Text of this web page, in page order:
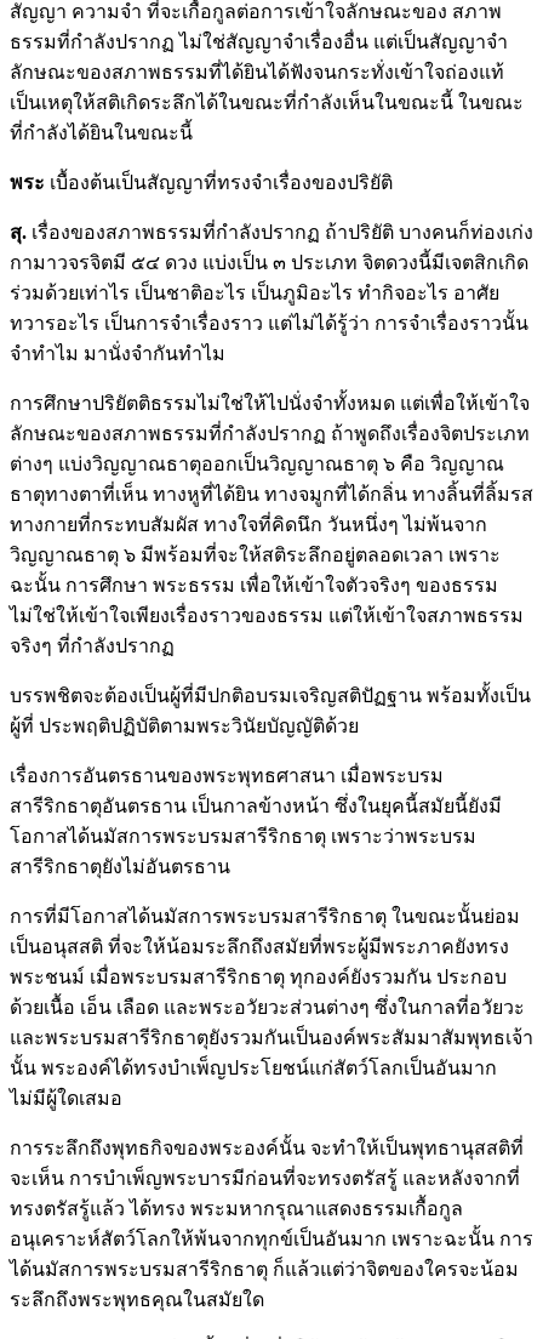
สัญญา ความจำ ที่จะเกื้อกูลต่อการเข้าใจลักษณะของ สภาพ
ธรรมที่กำลังปรากฏ ไม่ใช่สัญญาจำเรื่องอื่น แต่เป็นสัญญาจำ
ลักษณะของสภาพธรรมที่ได้ยินได้ฟังจนกระทั่งเข้าใจถ่องแท้
เป็นเหตุให้สติเกิดระลึกได้ในขณะที่กำลังเห็นในขณะนี้ ในขณะ
ที่กำลังได้ยินในขณะนี้
พระ เบื้องต้นเป็นสัญญาที่ทรงจำเรื่องของปริยัติ
สุ. เรื่องของสภาพธรรมที่กำลังปรากฏ ถ้าปริยัติ บางคนก็ท่องเก่ง
กามาวจรจิตมี ๕๔ ดวง แบ่งเป็น ๓ ประเภท จิตดวงนี้มีเจตสิกเกิด
ร่วมด้วยเท่าไร เป็นชาติอะไร เป็นภูมิอะไร ทำกิจอะไร อาศัย
ทวารอะไร เป็นการจำเรื่องราว แต่ไม่ได้รู้ว่า การจำเรื่องราวนั้น
จำทำไม มานั่งจำกันทำไม
การศึกษาปริยัตติธรรมไม่ใช่ให้ไปนั่งจำทั้งหมด แต่เพื่อให้เข้าใจ
ลักษณะของสภาพธรรมที่กำลังปรากฏ ถ้าพูดถึงเรื่องจิตประเภท
ต่างๆ แบ่งวิญญาณธาตุออกเป็นวิญญาณธาตุ ๖ คือ วิญญาณ
ธาตุทางตาที่เห็น ทางหูที่ได้ยิน ทางจมูกที่ได้กลิ่น ทางลิ้นที่ลิ้มรส
ทางกายที่กระทบสัมผัส ทางใจที่คิดนึก วันหนึ่งๆ ไม่พ้นจาก
วิญญาณธาตุ ๖ มีพร้อมที่จะให้สติระลึกอยู่ตลอดเวลา เพราะ
ฉะนั้น การศึกษา พระธรรม เพื่อให้เข้าใจตัวจริงๆ ของธรรม
ไม่ใช่ให้เข้าใจเพียงเรื่องราวของธรรม แต่ให้เข้าใจสภาพธรรม
จริงๆ ที่กำลังปรากฏ
บรรพชิตจะต้องเป็นผู้ที่มีปกติอบรมเจริญสติปัฏฐาน พร้อมทั้งเป็น
ผู้ที่ ประพฤติปฏิบัติตามพระวินัยบัญญัติด้วย
เรื่องการอันตรธานของพระพุทธศาสนา เมื่อพระบรม
สารีริกธาตุอันตรธาน เป็นกาลข้างหน้า ซึ่งในยุคนี้สมัยนี้ยังมี
โอกาสได้นมัสการพระบรมสารีริกธาตุ เพราะว่าพระบรม
สารีริกธาตุยังไม่อันตรธาน
การที่มีโอกาสได้นมัสการพระบรมสารีริกธาตุ ในขณะนั้นย่อม
เป็นอนุสสติ ที่จะให้น้อมระลึกถึงสมัยที่พระผู้มีพระภาคยังทรง
พระชนม์ เมื่อพระบรมสารีริกธาตุ ทุกองค์ยังรวมกัน ประกอบ
ด้วยเนื้อ เอ็น เลือด และพระอวัยวะส่วนต่างๆ ซึ่งในกาลที่อวัยวะ
และพระบรมสารีริกธาตุยังรวมกันเป็นองค์พระสัมมาสัมพุทธเจ้า
นั้น พระองค์ได้ทรงบำเพ็ญประโยชน์แก่สัตว์โลกเป็นอันมาก
ไม่มีผู้ใดเสมอ
การระลึกถึงพุทธกิจของพระองค์นั้น จะทำให้เป็นพุทธานุสสติที่
จะเห็น การบำเพ็ญพระบารมีก่อนที่จะทรงตรัสรู้ และหลังจากที่
ทรงตรัสรู้แล้ว ได้ทรง พระมหากรุณาแสดงธรรมเกื้อกูล
อนุเคราะห์สัตว์โลกให้พ้นจากทุกข์เป็นอันมาก เพราะฉะนั้น การ
ได้นมัสการพระบรมสารีริกธาตุ ก็แล้วแต่ว่าจิตของใครจะน้อม
ระลึกถึงพระพุทธคุณในสมัยใด